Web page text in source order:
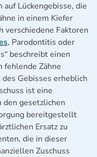
auf Lückengebisse, die
in einem Kiefer
verschiedene Faktoren
, Parodontitis oder
beschreibt einen
fehlende Zähne
Gebisses erheblich
ist eine
gesetzlichen
bereitgestellt
Ersatz zu
die in dieser
Zuschuss